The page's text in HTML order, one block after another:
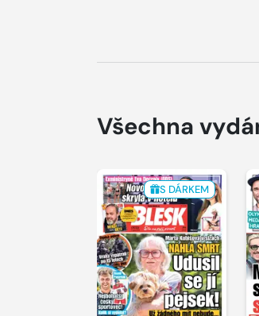
Všechna
S DÁRKEM